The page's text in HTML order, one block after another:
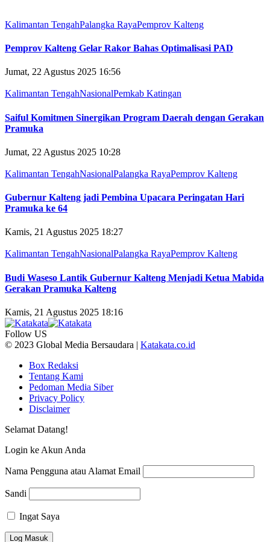
Kalimantan TengahPalangka RayaPemprov Kalteng
Pemprov Kalteng Gelar Rakor Bahas Optimalisasi PAD
Jumat, 22 Agustus 2025 16:56
Kalimantan TengahNasionalPemkab Katingan
Saiful Komitmen Sinergikan Program Daerah dengan Gerakan
Pramuka
Jumat, 22 Agustus 2025 10:28
Kalimantan TengahNasionalPalangka RayaPemprov Kalteng
Gubernur Kalteng jadi Pembina Upacara Peringatan Hari
Pramuka ke 64
Kamis, 21 Agustus 2025 18:27
Kalimantan TengahNasionalPalangka RayaPemprov Kalteng
Budi Waseso Lantik Gubernur Kalteng Menjadi Ketua Mabida
Gerakan Pramuka Kalteng
Kamis, 21 Agustus 2025 18:16
Follow US
© 2023 Global Media Bersaudara | Katakata.co.id
Box Redaksi
Tentang Kami
Pedoman Media Siber
Privacy Policy
Disclaimer
Selamat Datang!
Login ke Akun Anda
Nama Pengguna atau Alamat Email
Sandi
Ingat Saya